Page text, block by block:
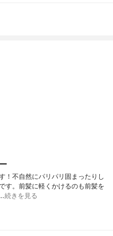
！不自然にパリパリ固まったりし
す。前髪に軽くかけるのも前髪を
続きを見る